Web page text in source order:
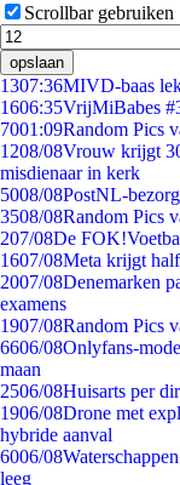
Scrollbar gebruiken
opslaan
1307:36MIVD-baas
1606:35VrijMiBabes
7001:09Random Pics
1208/08Vrouw krijgt
misdienaar in kerk
5008/08PostNL-
3508/08Random Pics
207/08De
1607/08Meta krijgt
2007/08Denemarken
examens
1907/08Random Pics
6606/08Onlyfans-
maan
2506/08Huisarts per
1906/08Drone met
hybride aanval
6006/08
leeg